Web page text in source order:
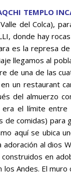
TEMPLO
del Colca),
donde hay
es la represa de
llegamos al
de una de las
un restaurant
del almuerzo
el límite entre
comidas) para
aquí se ubica
al dios
en
Andes. El